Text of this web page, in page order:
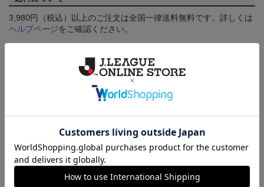
3,980円（税込）以上のご注文は全国一律送料無料です。詳しくは
ヘルプページをご確認ください。
一部商品はメール便でのお届けとなる場合がございます。詳しく
をご確認ください。
商品画像は、お使いのパソコンのモニターおよびスマートフォン
のメーカー・機種・画面設定等により、実際の商品の色と異なっ
て見える場合がございます。あらかじめご了承ください。
【仕様について】